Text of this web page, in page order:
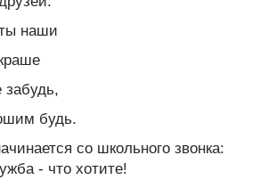
наши
будь.
со школьного звонка:
- что хотите!